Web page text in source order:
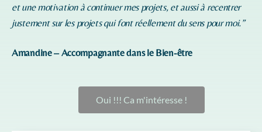
et une motivation à continuer mes projets, et aussi à recentrer
justement sur les projets qui font réellement du sens pour moi.”
Amandine – Accompagnante dans le Bien-être
Oui !!! Ca m'intéresse !